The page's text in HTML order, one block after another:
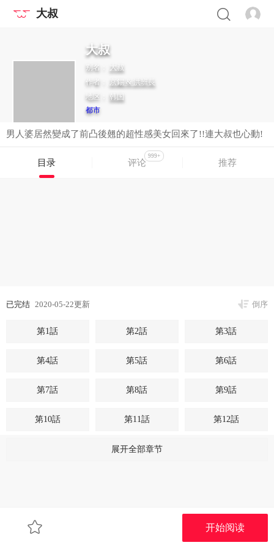
大叔
大叔
别名：
大叔
作者： 京錫 & 洪班長
地区： 韩国
都市
男人婆居然變成了前凸後翹的超性感美女回來了!!連大叔也心動!
目录 评论
999+
推荐
已完结 2020-05-22更新 倒序
第1話 第2話 第3話
第4話 第5話 第6話
第7話 第8話 第9話
第10話 第11話 第12話
第14話
第22話
开始阅读
展开全部章节